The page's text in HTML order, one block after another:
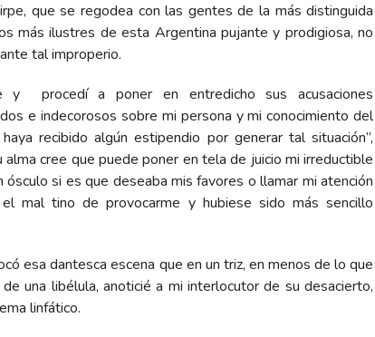
que se regodea con las gentes de la más distinguida
más ilustres de esta Argentina pujante y prodigiosa, no
tal improperio.
procedí a poner en entredicho sus acusaciones
e indecorosos sobre mi persona y mi conocimiento del
recibido algún estipendio por generar tal situación”,
cree que puede poner en tela de juicio mi irreductible
si es que deseaba mis favores o llamar mi atención
mal tino de provocarme y hubiese sido más sencillo
esa dantesca escena que en un triz, en menos de lo que
una libélula, anoticié a mi interlocutor de su desacierto,
linfático.